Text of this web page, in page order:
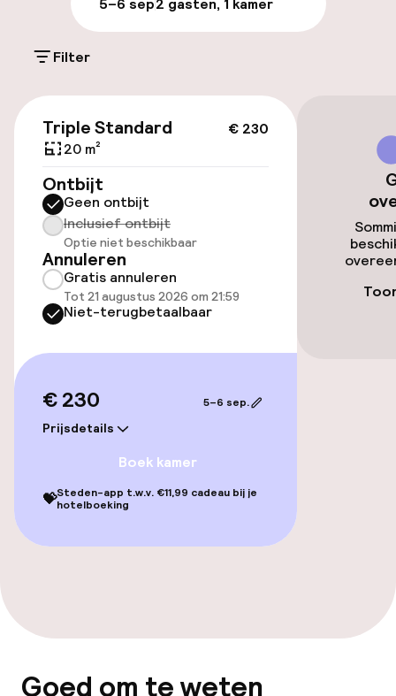
Schoonmaakvoorzieningen
Wasfaciliteiten (wasmachine)
Filter
€ 230
Triple Standard
20 m²
Ontbijt
Geen ontbijt
Inclusief ontbijt
Optie niet beschikbaar
Annuleren
Gratis annuleren
Tot 21 augustus 2026 om 21:59
Niet-terugbetaalbaar
€ 230
Prijsdetails
5–6 sep.
Boek kamer
💝Steden-app t.w.v. €11,99 cadeau bij je
hotelboeking
Goed om te weten